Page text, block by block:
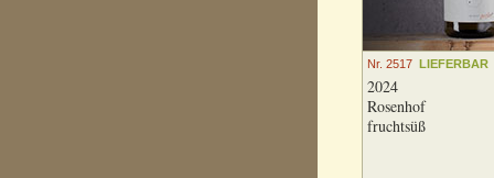
Nr. 2517 LIEFERBAR
2024
Rosenhof
fruchtsüß